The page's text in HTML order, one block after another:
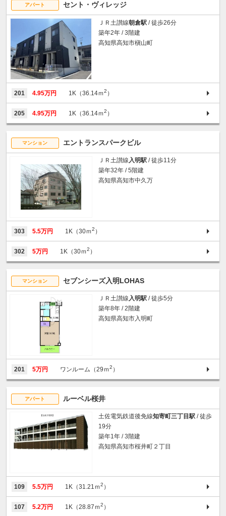
アパート セント・ヴィレッジ
ＪＲ土讃線朝倉駅 / 徒歩26分
築年2年 / 3階建
高知県高知市槇山町
201 4.95万円 1K（36.14ｍ2 ）
205 4.95万円 1K（36.14ｍ2 ）
マンション エントランスパークビル
ＪＲ土讃線入明駅 / 徒歩11分
築年32年 / 5階建
高知県高知市中久万
303 5.5万円 1K（30ｍ2 ）
302 5万円 1K（30ｍ2 ）
マンション セブンシーズ入明LOHAS
ＪＲ土讃線入明駅 / 徒歩5分
築年8年 / 2階建
高知県高知市入明町
201 5万円 ワンルーム（29ｍ2 ）
アパート ルーベル桜井
土佐電気鉄道後免線知寄町三丁目駅 / 徒歩
19分
築年1年 / 3階建
高知県高知市桜井町２丁目
109 5.5万円 1K（31.21ｍ2 ）
107 5.2万円 1K（28.87ｍ2 ）